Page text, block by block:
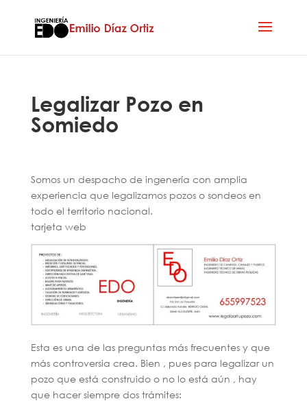
Legalizar Pozo en
Somiedo
Somos un despacho de ingenería con amplia
experiencia que legalizamos pozos o sondeos en
todo el territorio nacional.
tarjeta web
Esta es una de las preguntas más frecuentes y que
más controversia crea. Bien , pues para legalizar un
pozo que está construido o no lo está aún , hay
que hacer siempre dos trámites: